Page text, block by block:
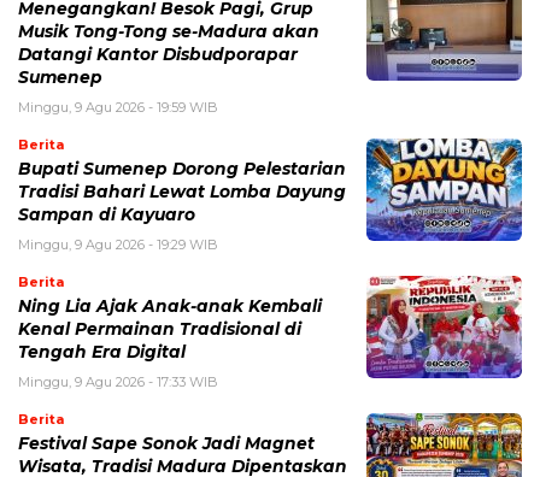
Menegangkan! Besok Pagi, Grup
Musik Tong-Tong se-Madura akan
Datangi Kantor Disbudporapar
Sumenep
Minggu, 9 Agu 2026 - 19:59 WIB
Berita
Bupati Sumenep Dorong Pelestarian
Tradisi Bahari Lewat Lomba Dayung
Sampan di Kayuaro
Minggu, 9 Agu 2026 - 19:29 WIB
Berita
Ning Lia Ajak Anak-anak Kembali
Kenal Permainan Tradisional di
Tengah Era Digital
Minggu, 9 Agu 2026 - 17:33 WIB
Berita
Festival Sape Sonok Jadi Magnet
Wisata, Tradisi Madura Dipentaskan